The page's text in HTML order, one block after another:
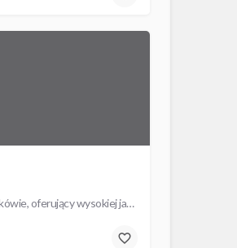
Galeria Mody to second hand w Łukówie, oferujący wysokiej jakości odzież używaną w atrakcyjnych cenach.